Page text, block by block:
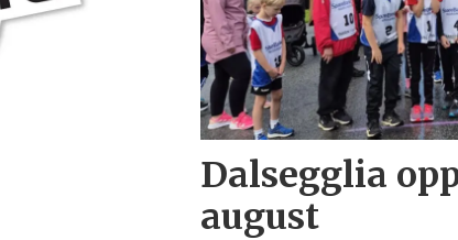
Dalsegglia
august